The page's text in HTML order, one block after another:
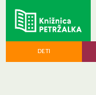
DETI